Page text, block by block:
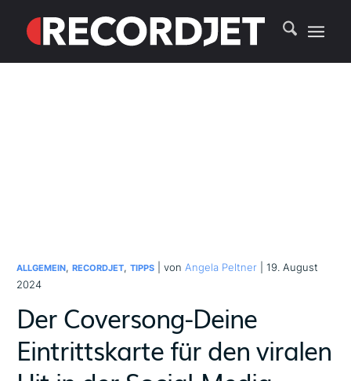
ALLGEMEIN,RECORDJET,TIPPS | von Angela Peltner | 19. August
2024
Der Coversong-Deine
Eintrittskarte für den viralen